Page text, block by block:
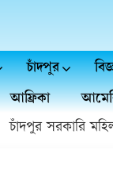
চাঁদপুর
আফ্রিকা
চাঁদপুর সরকারি